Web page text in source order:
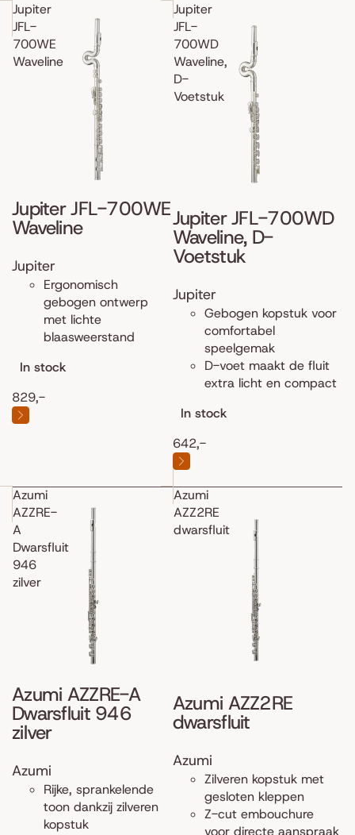
Jupiter
JFL-
700WE
Waveline
Jupiter JFL-700WE
Waveline
Jupiter
Ergonomisch
gebogen ontwerp
met lichte
blaasweerstand
In stock
829,-
Jupiter
JFL-
700WD
Waveline,
D-
Voetstuk
Jupiter JFL-700WD
Waveline, D-
Voetstuk
Jupiter
Gebogen kopstuk voor
comfortabel
speelgemak
D-voet maakt de fluit
extra licht en compact
In stock
642,-
Azumi
AZZRE-
A
Dwarsfluit
946
zilver
Azumi AZZRE-A
Dwarsfluit 946
zilver
Azumi
Rijke, sprankelende
toon dankzij zilveren
kopstuk
Azumi
AZZ2RE
dwarsfluit
Azumi AZZ2RE
dwarsfluit
Azumi
Zilveren kopstuk met
gesloten kleppen
Z-cut embouchure